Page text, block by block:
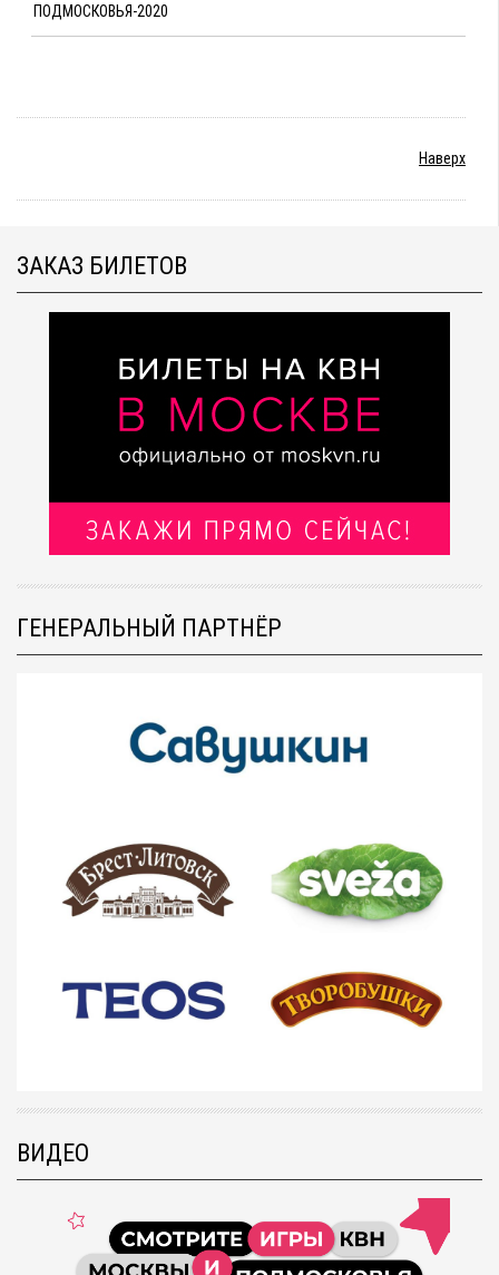
ПОДМОСКОВЬЯ-2020
Наверх
ЗАКАЗ БИЛЕТОВ
ГЕНЕРАЛЬНЫЙ ПАРТНЁР
ВИДЕО